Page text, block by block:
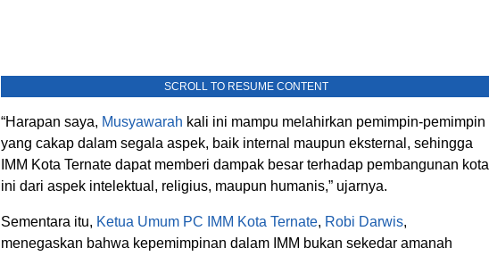
SCROLL TO RESUME CONTENT
“Harapan saya, Musyawarah kali ini mampu melahirkan pemimpin-pemimpin
yang cakap dalam segala aspek, baik internal maupun eksternal, sehingga
IMM Kota Ternate dapat memberi dampak besar terhadap pembangunan kota
ini dari aspek intelektual, religius, maupun humanis,” ujarnya.
Sementara itu, Ketua Umum PC IMM Kota Ternate, Robi Darwis,
menegaskan bahwa kepemimpinan dalam IMM bukan sekedar amanah